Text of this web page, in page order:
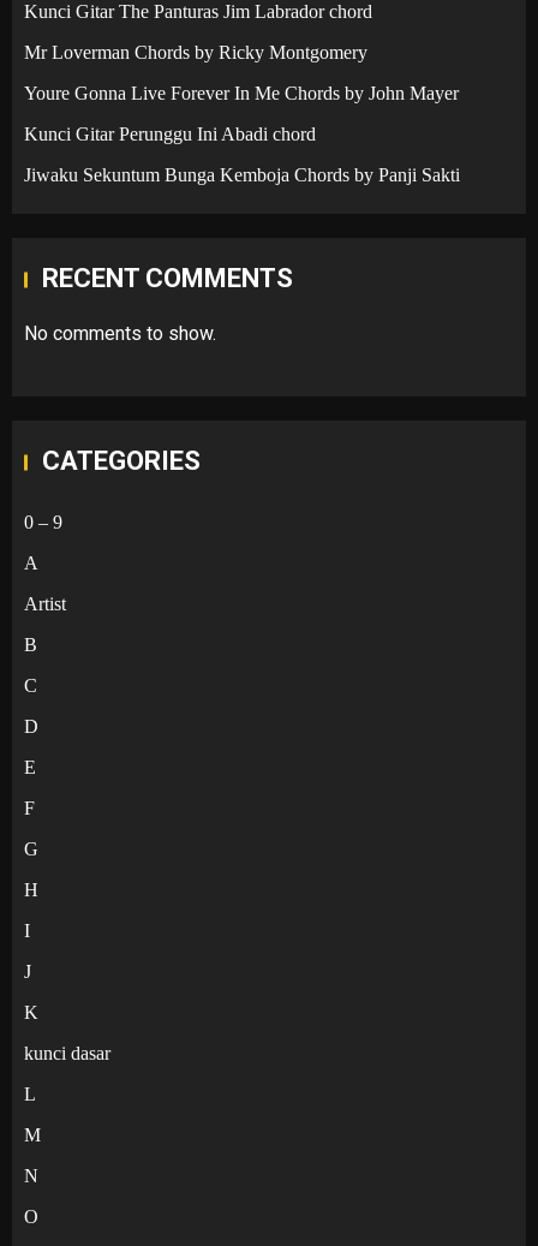
Kunci Gitar The Panturas Jim Labrador chord
Mr Loverman Chords by Ricky Montgomery
Youre Gonna Live Forever In Me Chords by John Mayer
Kunci Gitar Perunggu Ini Abadi chord
Jiwaku Sekuntum Bunga Kemboja Chords by Panji Sakti
RECENT COMMENTS
No comments to show.
CATEGORIES
0 – 9
A
Artist
B
C
D
E
F
G
H
I
J
K
kunci dasar
L
M
N
O